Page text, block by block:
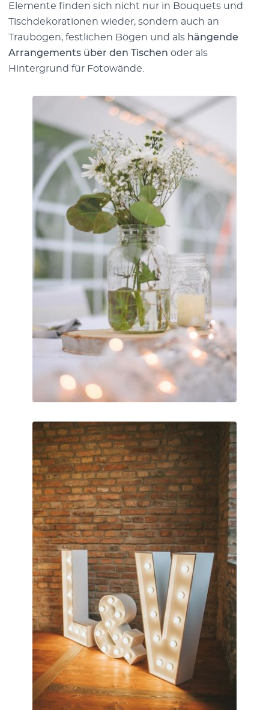
Elemente finden sich nicht nur in Bouquets und
Tischdekorationen wieder, sondern auch an
Traubögen, festlichen Bögen und als hängende
Arrangements über den Tischen oder als
Hintergrund für Fotowände.